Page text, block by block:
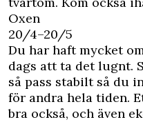
Oxen
20/4–20/5
Du har haft mycket
dags att ta det lugnt.
så pass stabilt så du
för andra hela tiden.
bra också, och även